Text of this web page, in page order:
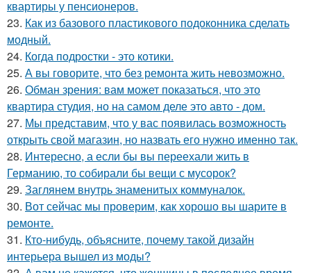
квартиры у пенсионеров.
23. Как из базового пластикового подоконника сделать
модный.
24. Когда подростки - это котики.
25. А вы говорите, что без ремонта жить невозможно.
26. Обман зрения: вам может показаться, что это
квартира студия, но на самом деле это авто - дом.
27. Мы представим, что у вас появилась возможность
открыть свой магазин, но назвать его нужно именно так.
28. Интересно, а если бы вы переехали жить в
Германию, то собирали бы вещи с мусорок?
29. Заглянем внутрь знаменитых коммуналок.
30. Вот сейчас мы проверим, как хорошо вы шарите в
ремонте.
31. Кто-нибудь, объясните, почему такой дизайн
интерьера вышел из моды?